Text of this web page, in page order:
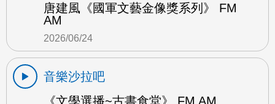
唐建風《國軍文藝金像獎系列》 FM
AM
2026/06/24
音樂沙拉吧
《文學選播~古書食堂》 FM AM